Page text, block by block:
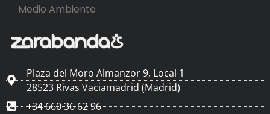
Medio Ambiente
Plaza del Moro Almanzor 9, Local 1
28523 Rivas Vaciamadrid (Madrid)
+34 660 36 62 96